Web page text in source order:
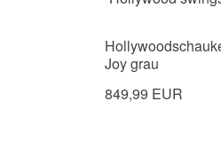
Joy grau
849,99 EUR